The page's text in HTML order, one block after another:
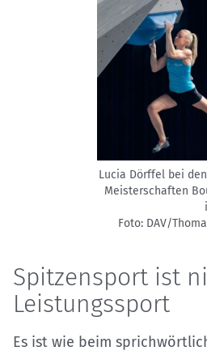
Lucia Dörffel bei
Meisterschaften
Foto: DAV/
Spitzensport ist
Leistungssport
Es ist wie beim